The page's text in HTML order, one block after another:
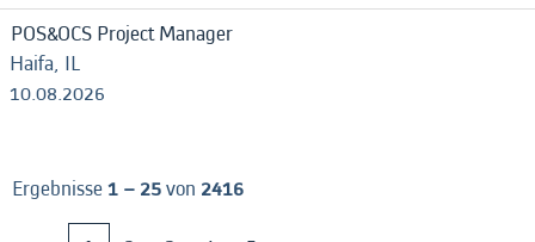
POS&OCS Project Manager
Haifa, IL
10.08.2026
Ergebnisse1 – 25von 2416